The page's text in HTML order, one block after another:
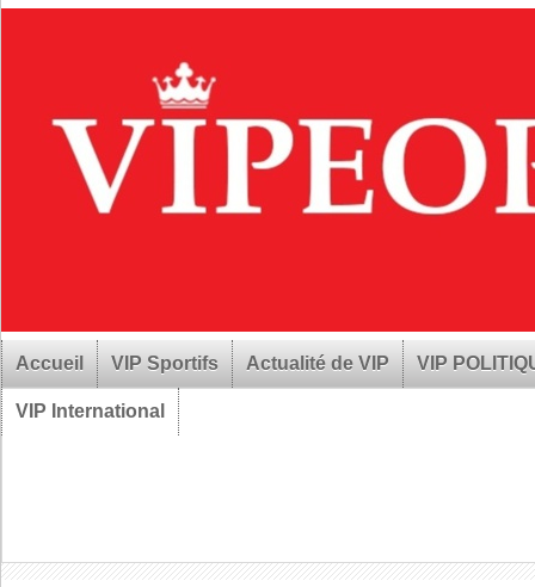
Accueil VIP Sportifs Actualité de VIP VIP
VIP International